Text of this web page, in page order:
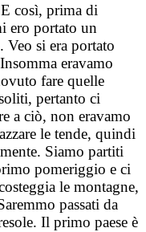
così, prima di
ero portato un
Veo si era portato
eravamo
fare quelle
pertanto ci
a ciò, non eravamo
le tende, quindi
Siamo partiti
pomeriggio e ci
le montagne,
passati da
Il primo paese è